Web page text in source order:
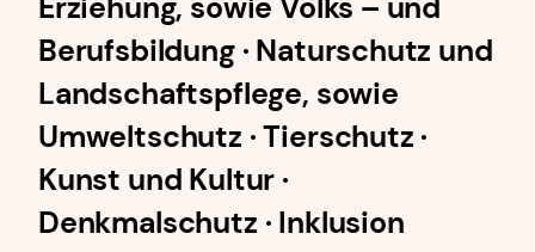
Erziehung, sowie Volks – und
Berufsbildung · Naturschutz und
Landschaftspflege, sowie
Umweltschutz · Tierschutz ·
Kunst und Kultur ·
Denkmalschutz · Inklusion